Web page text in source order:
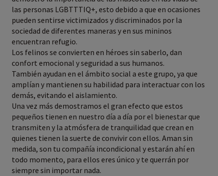
las personas LGBTTTIQ+, esto debido a que en ocasiones
pueden sentirse victimizados y discriminados por la
sociedad de diferentes maneras y en sus mininos
encuentran refugio.
Los felinos se convierten en héroes sin saberlo, dan
confort emocional y seguridad a sus humanos.
También ayudan en el ámbito social a este grupo, ya que
amplían y mantienen su habilidad para interactuar con los
demás, evitando el aislamiento.
Una vez más demostramos el gran efecto que estos
pequeños tienen en nuestro día a día por el bienestar que
transmiten y la atmósfera de tranquilidad que crean en
quienes tienen la suerte de convivir con ellos. Aman sin
medida, son tu compañía incondicional y estarán ahí en
todo momento, para ellos eres único y te querrán por
siempre sin importar nada.